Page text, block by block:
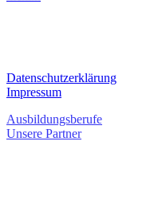
Datenschutzerklärung
Impressum
Ausbildungsberufe
Unsere Partner